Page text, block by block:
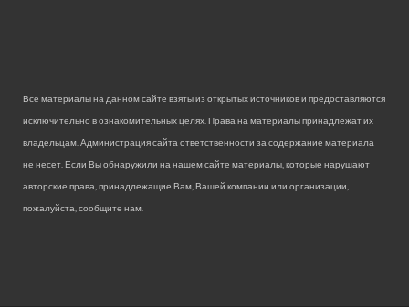
Все материалы на данном сайте взяты из открытых источников и предоставляются
исключительно в ознакомительных целях. Права на материалы принадлежат их
владельцам. Администрация сайта ответственности за содержание материала
не несет. Если Вы обнаружили на нашем сайте материалы, которые нарушают
авторские права, принадлежащие Вам, Вашей компании или организации,
пожалуйста, сообщите нам.